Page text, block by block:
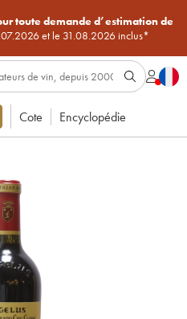
toute demande d’estimation de
et le 31.08.2026 inclus*
Cote Encyclopédie